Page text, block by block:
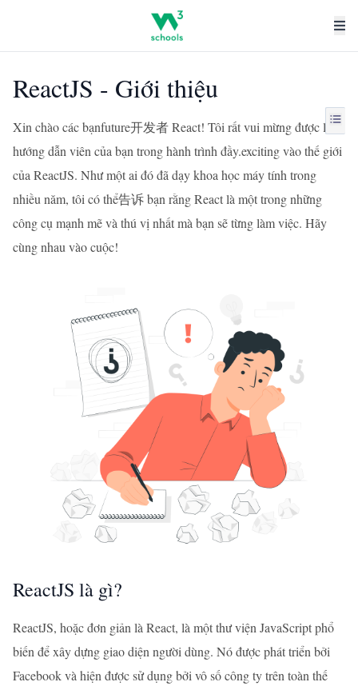
ReactJS - Giới thiệu
Xin chào các bạnfuture开发者 React! Tôi rất vui mừng được làm
hướng dẫn viên của bạn trong hành trình đầy.exciting vào thế giới
của ReactJS. Như một ai đó đã dạy khoa học máy tính trong
nhiều năm, tôi có thể告诉 bạn rằng React là một trong những
công cụ mạnh mẽ và thú vị nhất mà bạn sẽ từng làm việc. Hãy
cùng nhau vào cuộc!
ReactJS là gì?
ReactJS, hoặc đơn giản là React, là một thư viện JavaScript phổ
biến để xây dựng giao diện người dùng. Nó được phát triển bởi
Facebook và hiện được sử dụng bởi vô số công ty trên toàn thế